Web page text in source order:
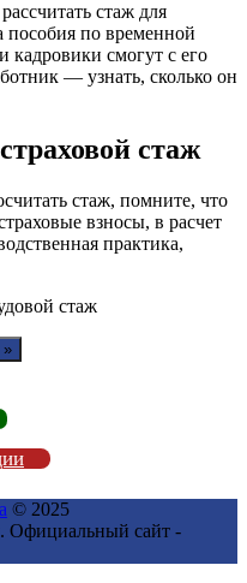
стаж для
пособия по временной
кадровики смогут с его
— узнать, сколько он
стаж
стаж, помните, что
взносы, в расчет
практика,
стаж
© 2025
Официальный сайт -